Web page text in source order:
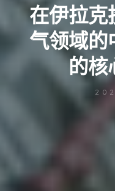
在伊拉克
气领域的
的核